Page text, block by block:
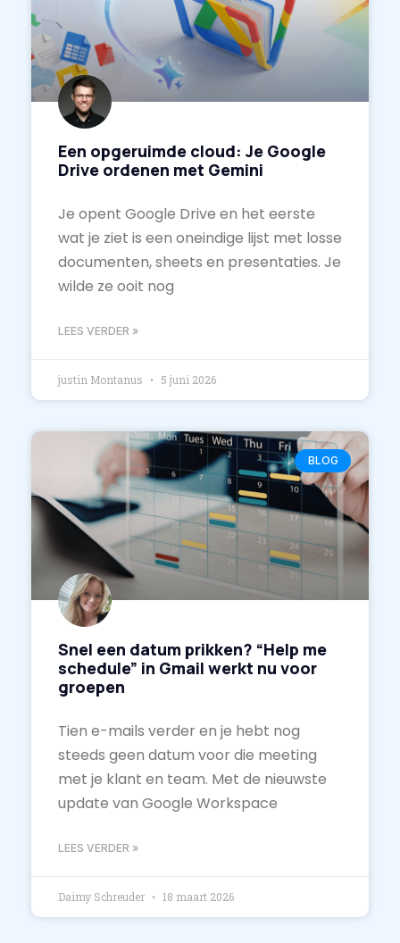
Een opgeruimde cloud: Je Google
Drive ordenen met Gemini
Je opent Google Drive en het eerste
wat je ziet is een oneindige lijst met losse
documenten, sheets en presentaties. Je
wilde ze ooit nog
LEES VERDER »
justin Montanus 5 juni 2026
BLOG
Snel een datum prikken? “Help me
schedule” in Gmail werkt nu voor
groepen
Tien e-mails verder en je hebt nog
steeds geen datum voor die meeting
met je klant en team. Met de nieuwste
update van Google Workspace
LEES VERDER »
Daimy Schreuder 18 maart 2026